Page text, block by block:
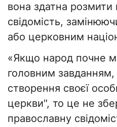
вона здатна розмити
свідомість,
або церковним
«Якщо народ почне
головним
створення своєї
церкви", то це не
православну